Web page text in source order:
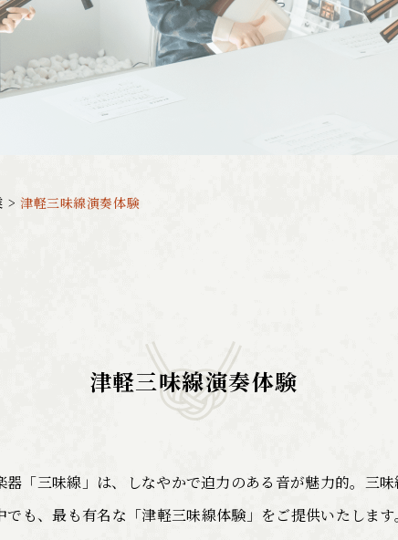
>津軽三味線演奏体験
津軽三味線演奏体験
器「三味線」は、しなやかで迫力のある音が魅力的。三
でも、最も有名な「津軽三味線体験」をご提供いたします